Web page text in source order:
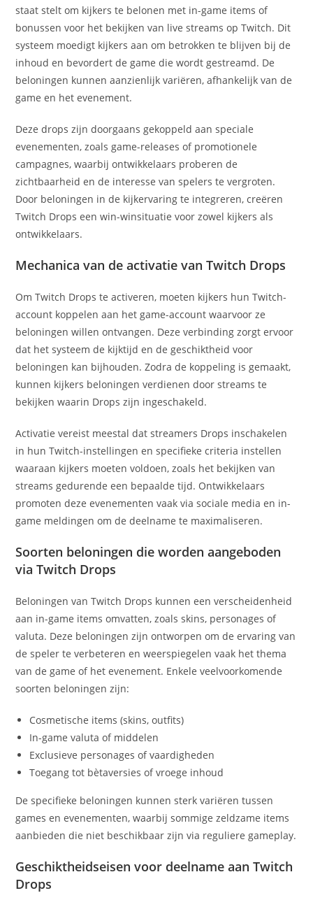
staat stelt om kijkers te belonen met in-game items of
bonussen voor het bekijken van live streams op Twitch. Dit
systeem moedigt kijkers aan om betrokken te blijven bij de
inhoud en bevordert de game die wordt gestreamd. De
beloningen kunnen aanzienlijk variëren, afhankelijk van de
game en het evenement.
Deze drops zijn doorgaans gekoppeld aan speciale
evenementen, zoals game-releases of promotionele
campagnes, waarbij ontwikkelaars proberen de
zichtbaarheid en de interesse van spelers te vergroten.
Door beloningen in de kijkervaring te integreren, creëren
Twitch Drops een win-winsituatie voor zowel kijkers als
ontwikkelaars.
Mechanica van de activatie van Twitch Drops
Om Twitch Drops te activeren, moeten kijkers hun Twitch-
account koppelen aan het game-account waarvoor ze
beloningen willen ontvangen. Deze verbinding zorgt ervoor
dat het systeem de kijktijd en de geschiktheid voor
beloningen kan bijhouden. Zodra de koppeling is gemaakt,
kunnen kijkers beloningen verdienen door streams te
bekijken waarin Drops zijn ingeschakeld.
Activatie vereist meestal dat streamers Drops inschakelen
in hun Twitch-instellingen en specifieke criteria instellen
waaraan kijkers moeten voldoen, zoals het bekijken van
streams gedurende een bepaalde tijd. Ontwikkelaars
promoten deze evenementen vaak via sociale media en in-
game meldingen om de deelname te maximaliseren.
Soorten beloningen die worden aangeboden
via Twitch Drops
Beloningen van Twitch Drops kunnen een verscheidenheid
aan in-game items omvatten, zoals skins, personages of
valuta. Deze beloningen zijn ontworpen om de ervaring van
de speler te verbeteren en weerspiegelen vaak het thema
van de game of het evenement. Enkele veelvoorkomende
soorten beloningen zijn:
Cosmetische items (skins, outfits)
In-game valuta of middelen
Exclusieve personages of vaardigheden
Toegang tot bètaversies of vroege inhoud
De specifieke beloningen kunnen sterk variëren tussen
games en evenementen, waarbij sommige zeldzame items
aanbieden die niet beschikbaar zijn via reguliere gameplay.
Geschiktheidseisen voor deelname aan Twitch
Drops